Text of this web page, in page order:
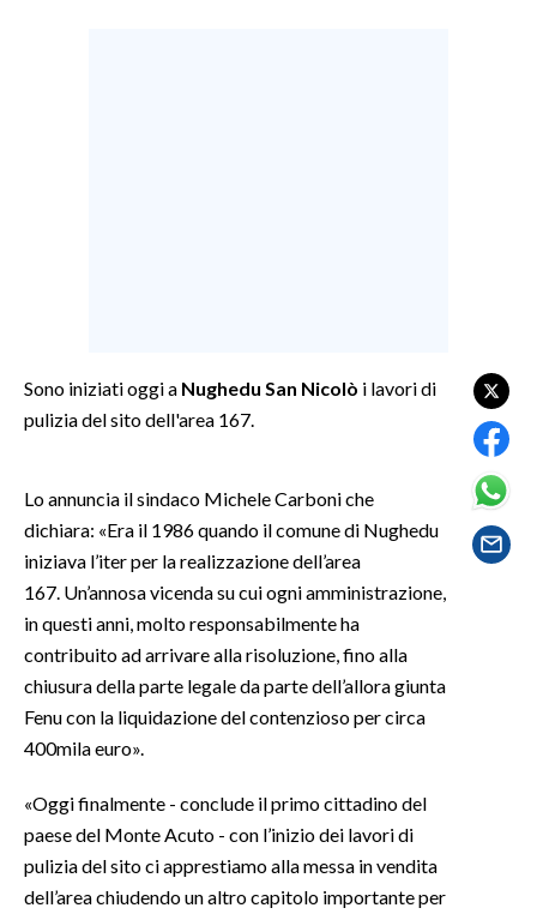
CULTURA
GOSSIP
SALUTE
NOTIZIE
EVENTI
#CARAUNIONE
3 MINUTI CON
Sono iniziati oggi a Nughedu San Nicolò i lavori di
pulizia del sito dell'area 167.
Lo annuncia il sindaco Michele Carboni che
dichiara: «Era il 1986 quando il comune di Nughedu
iniziava l’iter per la realizzazione dell’area
167. Un’annosa vicenda su cui ogni amministrazione,
in questi anni, molto responsabilmente ha
contribuito ad arrivare alla risoluzione, fino alla
chiusura della parte legale da parte dell’allora giunta
Fenu con la liquidazione del contenzioso per circa
400mila euro».
«Oggi finalmente - conclude il primo cittadino del
paese del Monte Acuto - con l’inizio dei lavori di
pulizia del sito ci apprestiamo alla messa in vendita
dell’area chiudendo un altro capitolo importante per